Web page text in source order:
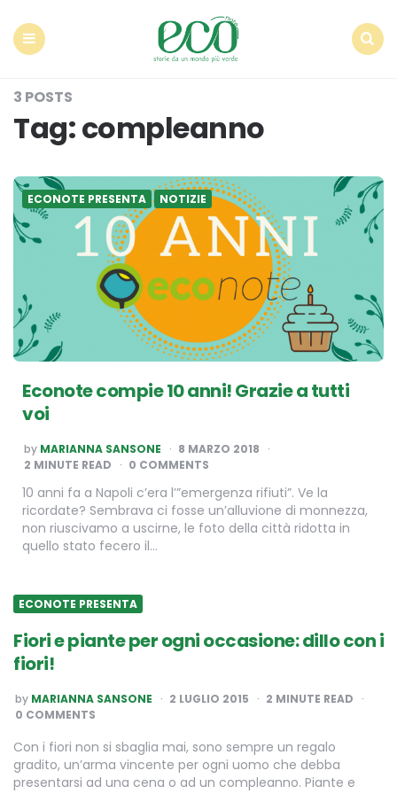
3 POSTS
Tag:compleanno
ECONOTE PRESENTA NOTIZIE
Econote compie 10 anni! Grazie a tutti
voi
POSTED
BY
by MARIANNA SANSONE
8 MARZO 2018
2 MINUTE READ 0 COMMENTS
10 anni fa a Napoli c’era l’”emergenza rifiuti”. Ve la
ricordate? Sembrava ci fosse un’alluvione di monnezza,
non riuscivamo a uscirne, le foto della città ridotta in
quello stato fecero il…
ECONOTE PRESENTA
Fiori e piante per ogni occasione: dillo con i
fiori!
POSTED
BY
by MARIANNA SANSONE 2 LUGLIO 2015 2 MINUTE READ
0 COMMENTS
Con i fiori non si sbaglia mai, sono sempre un regalo
gradito, un’arma vincente per ogni uomo che debba
presentarsi ad una cena o ad un compleanno. Piante e